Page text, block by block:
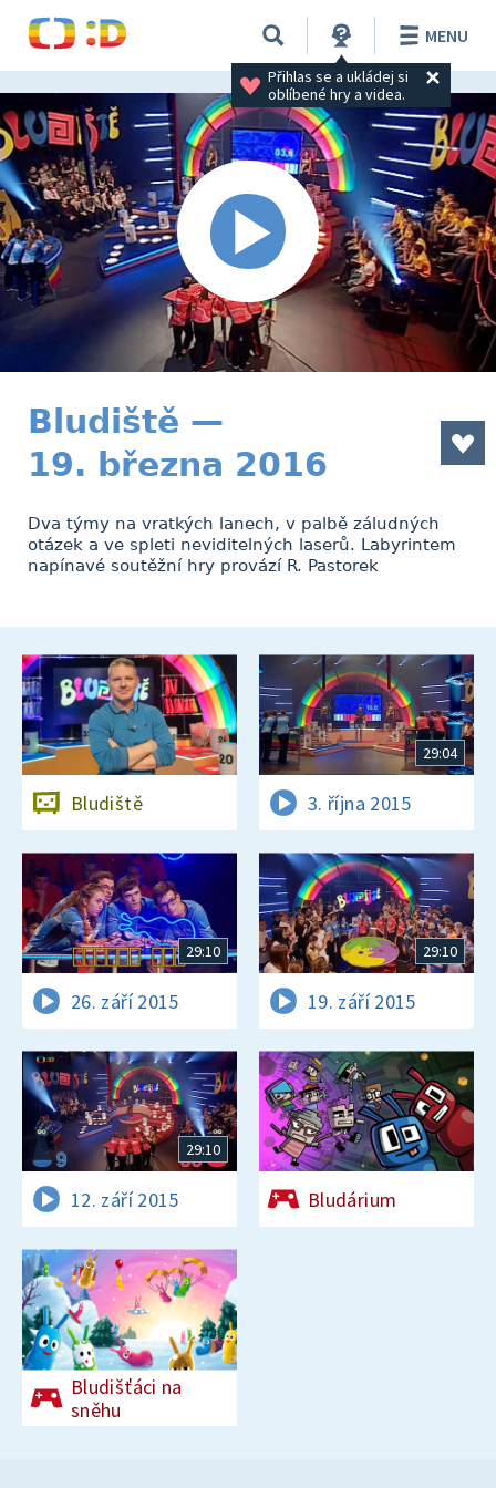
Přihlas se a ukládej si
oblíbené hry a videa.
MENU
Bludiště —
19. března 2016
Dva týmy na vratkých lanech, v palbě záludných
otázek a ve spleti neviditelných laserů. Labyrintem
napínavé soutěžní hry provází R. Pastorek
Bludiště
29:04
3. října 2015
29:10
26. září 2015
29:10
19. září 2015
29:10
12. září 2015 Bludárium
Bludišťáci na
sněhu